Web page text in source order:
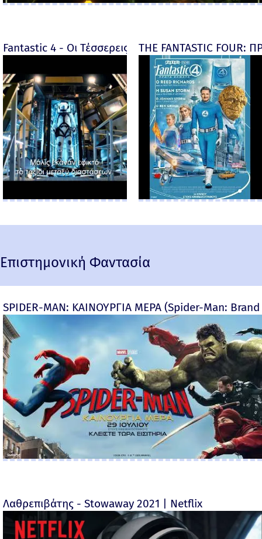
Fantastic 4 - Οι Τέσσερεις Φανταστικοί - Fantastic
THE FANTASTIC
Επιστημονική Φαντασία
SPIDER-MAN: ΚΑΙΝΟΥΡΓΙΑ ΜΕΡΑ (Spider-Man:
Λαθρεπιβάτης - Stowaway 2021 | Netflix